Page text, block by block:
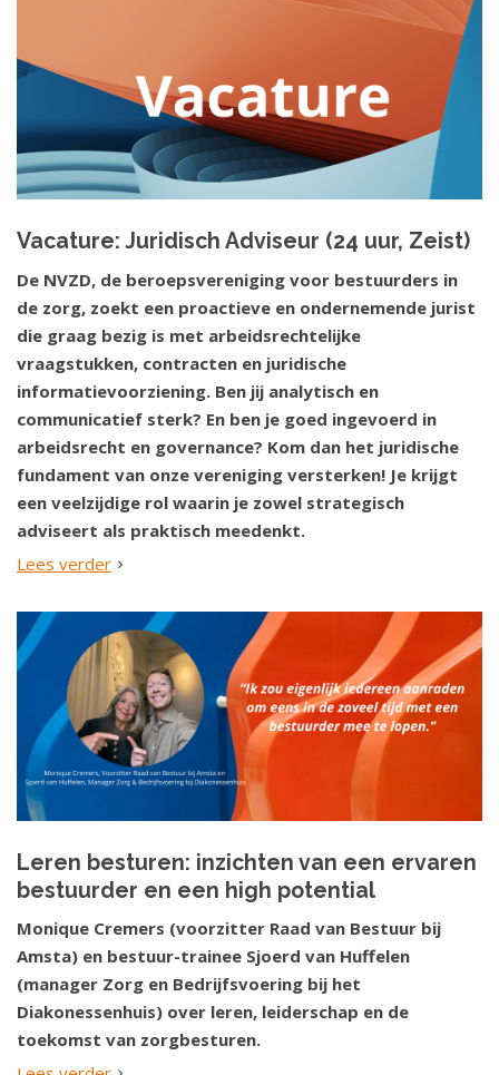
Vacature: Juridisch Adviseur (24 uur, Zeist)
De NVZD, de beroepsvereniging voor bestuurders in
de zorg, zoekt een proactieve en ondernemende jurist
die graag bezig is met arbeidsrechtelijke
vraagstukken, contracten en juridische
informatievoorziening. Ben jij analytisch en
communicatief sterk? En ben je goed ingevoerd in
arbeidsrecht en governance? Kom dan het juridische
fundament van onze vereniging versterken! Je krijgt
een veelzijdige rol waarin je zowel strategisch
adviseert als praktisch meedenkt.
Lees verder
Leren besturen: inzichten van een ervaren
bestuurder en een high potential
Monique Cremers (voorzitter Raad van Bestuur bij
Amsta) en bestuur-trainee Sjoerd van Huffelen
(manager Zorg en Bedrijfsvoering bij het
Diakonessenhuis) over leren, leiderschap en de
toekomst van zorgbesturen.